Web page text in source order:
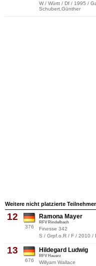
W / Württ / Df / 1995 /
Schubert,Günther
Weitere nicht platzierte Teilnehmer
12
376
Ramona Mayer
RFV Rindelbach
Finesse 342
S / Grpf.o.R / F / 2010 /
13
676
Hildegard Ludwig
RFV Hauerz
Willyam Wallace